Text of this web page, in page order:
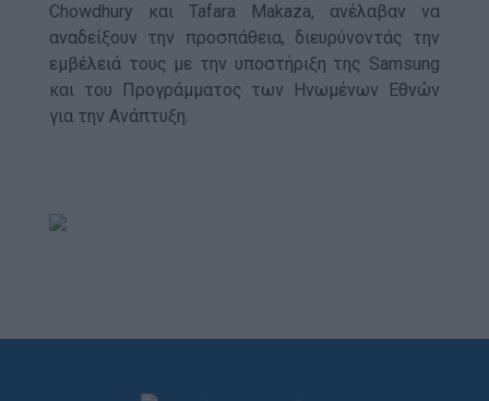
Chowdhury και Tafara Makaza, ανέλαβαν να
αναδείξουν την προσπάθεια, διευρύνοντάς την
εμβέλειά τους με την υποστήριξη της Samsung
και του Προγράμματος των Ηνωμένων Εθνών
για την Ανάπτυξη.